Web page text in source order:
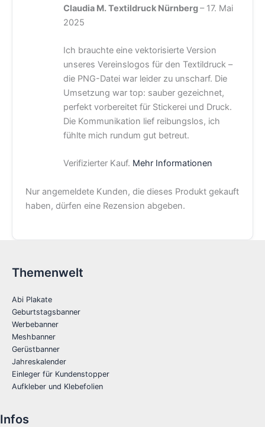
Claudia M. Textildruck Nürnberg– 17. Mai
2025
Ich brauchte eine vektorisierte Version
unseres Vereinslogos für den Textildruck –
die PNG-Datei war leider zu unscharf. Die
Umsetzung war top: sauber gezeichnet,
perfekt vorbereitet für Stickerei und Druck.
Die Kommunikation lief reibungslos, ich
fühlte mich rundum gut betreut.
Verifizierter Kauf. Mehr Informationen
Nur angemeldete Kunden, die dieses Produkt gekauft
haben, dürfen eine Rezension abgeben.
Themenwelt
Abi Plakate
Geburtstagsbanner
Werbebanner
Meshbanner
Gerüstbanner
Jahreskalender
Einleger für Kundenstopper
Aufkleber und Klebefolien
Infos